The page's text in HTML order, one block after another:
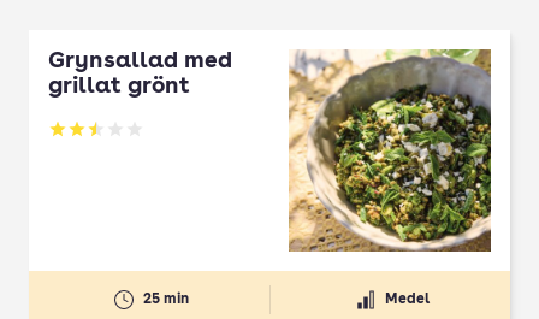
Grynsallad med
grillat grönt
Betyg: 2.5 av 5
25 min Medel